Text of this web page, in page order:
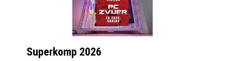
Superkomp 2026